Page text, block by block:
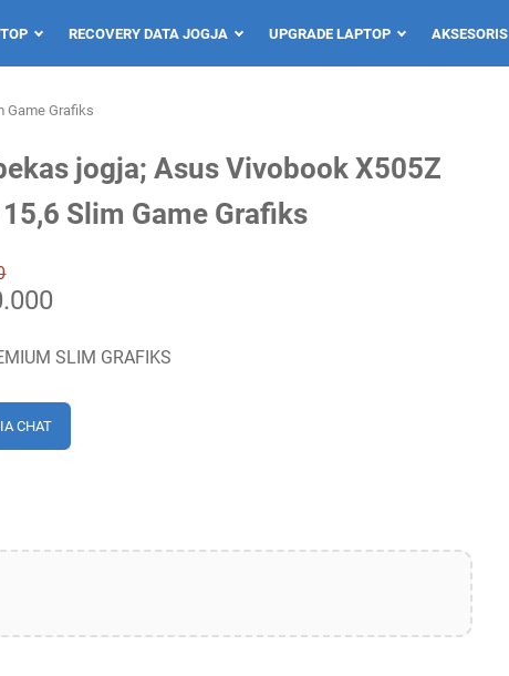
RECOVERY DATA JOGJA UPGRADE LAPTOP AKSESORIS
Game Grafiks
jogja; Asus Vivobook X505Z
Slim Game Grafiks
SLIM GRAFIKS
CHAT